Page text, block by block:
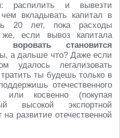
распилить и вывезти
чем вкладывать капитал в
20 лет, пока расходы
если вывоз капитала
воровать становится
а дальше что? Даже если
удалось легализовать
ты будешь только в
отечественного
или косвенно (покупая
высокой экспортной
развитие отечественной